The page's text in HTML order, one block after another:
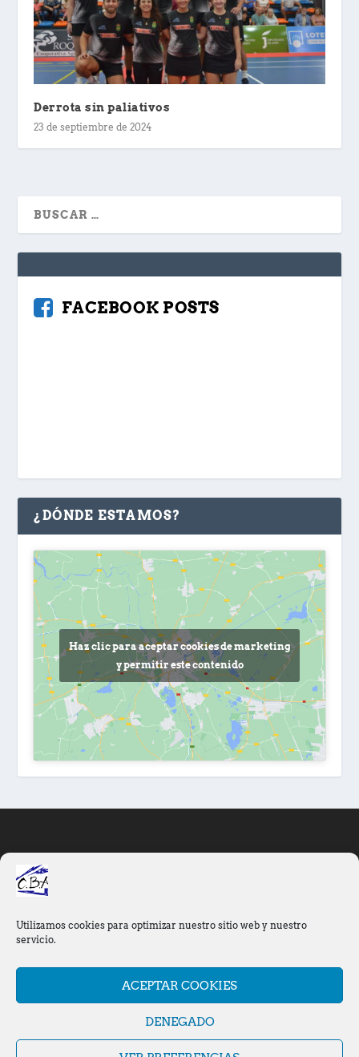
Utilizamos cookies para optimizar nuestro sitio web y nuestro
servicio.
ACEPTAR COOKIES
DENEGADO
Derrota sin paliativos
23 de septiembre de 2024
FACEBOOK POSTS
¿DÓNDE ESTAMOS?
Haz clic para aceptar cookies de marketing
y permitir este contenido
INFORMACIÓN
Área privada
Aviso Legal
Protección de las personas menores en el deporte